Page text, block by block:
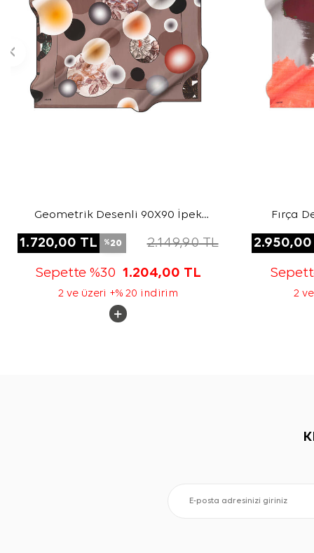
Geometrik Desenli 90X90 İpek
1.720,00 TL %20 2.149,90TL
Sepette %30 1.204,00 TL
2 ve üzeri +% 20 indirim
Fırça
2.950,00
2